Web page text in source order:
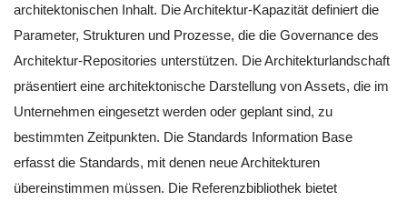
architektonischen Inhalt. Die Architektur-Kapazität definiert die
Parameter, Strukturen und Prozesse, die die Governance des
Architektur-Repositories unterstützen. Die Architekturlandschaft
präsentiert eine architektonische Darstellung von Assets, die im
Unternehmen eingesetzt werden oder geplant sind, zu
bestimmten Zeitpunkten. Die Standards Information Base
erfasst die Standards, mit denen neue Architekturen
übereinstimmen müssen. Die Referenzbibliothek bietet